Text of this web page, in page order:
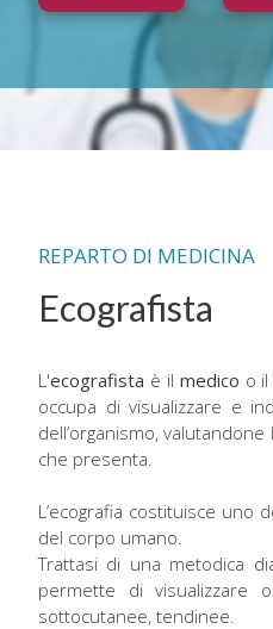
REPARTO DI MEDICINA
Ecografista
L'ecografista è il medico o
occupa di visualizzare e
dell’organismo,
che presenta.
L’ecografia costituisce uno
del corpo umano.
Trattasi di una metodica
permette di visualizzare
sottocutanee, tendinee.